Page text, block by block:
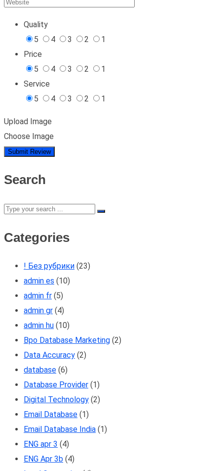
Quality
5
4 3 2
1
Price
5
4 3 2
1
Service
5
4 3 2 1
Upload Image
Choose Image
Search
Categories
! Без рубрики (23)
admin es (10)
admin fr (5)
admin gr (4)
admin hu (10)
Bpo Database Marketing (2)
Data Accuracy (2)
database (6)
Database Provider (1)
Digital Technology (2)
Email Database (1)
Email Database India (1)
ENG apr 3 (4)
ENG Apr 3b (4)